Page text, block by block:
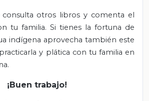
otros libros y comenta el
tu familia. Si tienes la fortuna de
indígena aprovecha también este
y plática con tu familia en
¡Buen trabajo!